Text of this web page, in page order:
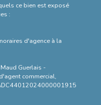
ce bien est exposé
:
d'agence à la
Guerlais -
commercial,